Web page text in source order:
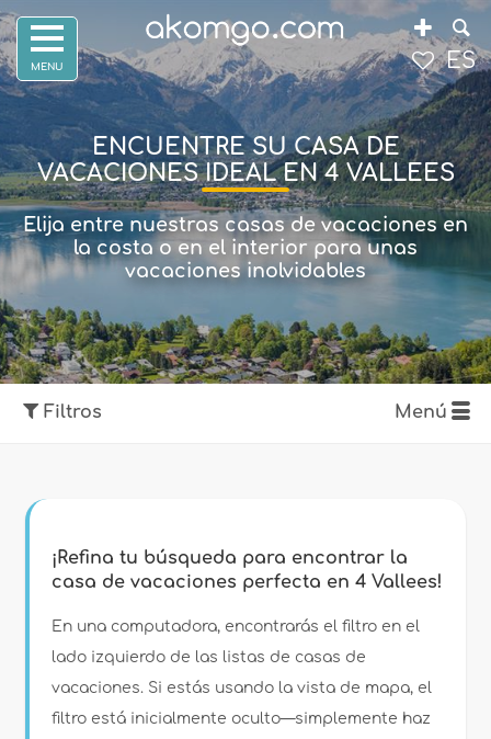
ENCUENTRE SU CASA DE
VACACIONES IDEAL EN 4 VALLEES
Elija entre nuestras casas de vacaciones en
la costa o en el interior para unas
vacaciones inolvidables
Filtros Menú
Filtros
Tipo de alojamiento
Personas
¡Refina tu búsqueda para encontrar la
casa de vacaciones perfecta en 4 Vallees!
En una computadora, encontrarás el filtro en el
lado izquierdo de las listas de casas de
vacaciones. Si estás usando la vista de mapa, el
filtro está inicialmente oculto—simplemente haz
ES